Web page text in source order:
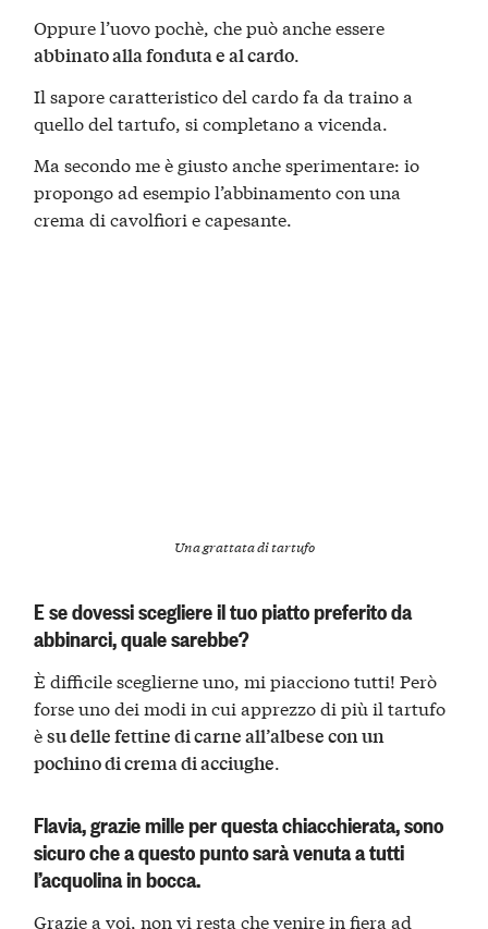
Oppure l’uovo pochè, che può anche essere
abbinato alla fonduta e al cardo.
Il sapore caratteristico del cardo fa da traino a
quello del tartufo, si completano a vicenda.
Ma secondo me è giusto anche sperimentare: io
propongo ad esempio l’abbinamento con una
crema di cavolfiori e capesante.
Una grattata di tartufo
E se dovessi scegliere il tuo piatto preferito da
abbinarci, quale sarebbe?
È difficile sceglierne uno, mi piacciono tutti! Però
forse uno dei modi in cui apprezzo di più il tartufo
èsu delle fettine di carne all’albese con un
pochino di crema di acciughe.
Flavia, grazie mille per questa chiacchierata, sono
sicuro che a questo punto sarà venuta a tutti
l’acquolina in bocca.
Grazie a voi, non vi resta che venire in fiera ad